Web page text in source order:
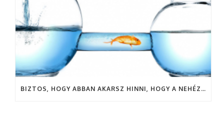
BIZTOS, HOGY ABBAN AKARSZ HINNI, HOGY A NEHÉZSÉG MEGERŐSÍT?